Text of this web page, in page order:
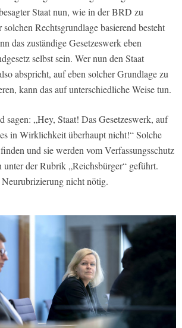
Staat nun, wie in der BRD zu
Rechtsgrundlage basierend besteht
das zuständige Gesetzeswerk eben
selbst sein. Wer nun den Staat
abspricht, auf eben solcher Grundlage zu
kann das auf unterschiedliche Weise tun.
sagen: „Hey, Staat! Das Gesetzeswerk, auf
in Wirklichkeit überhaupt nicht!“ Solche
und sie werden vom Verfassungsschutz
unter der Rubrik „Reichsbürger“ geführt.
nicht nötig.